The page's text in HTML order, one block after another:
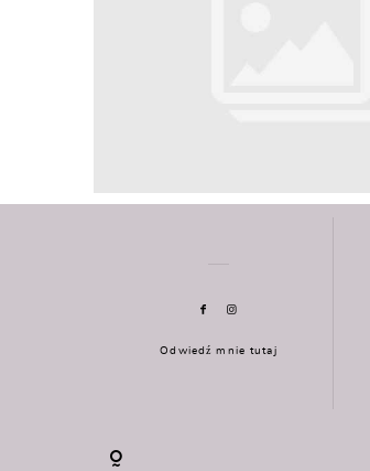
Odwiedź mnie tutaj